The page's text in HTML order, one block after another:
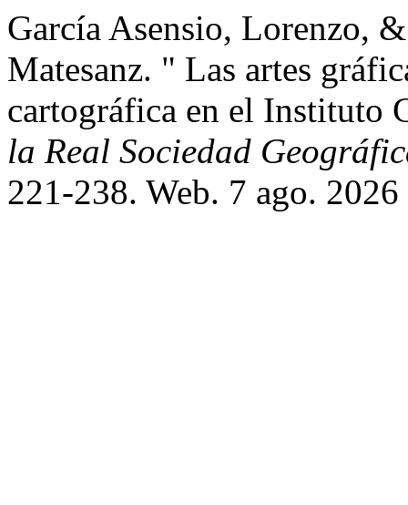
García Asensio, Lorenzo,
Matesanz. " Las artes
cartográfica en el Instituto
la Real Sociedad
221-238. Web. 7 ago. 2026